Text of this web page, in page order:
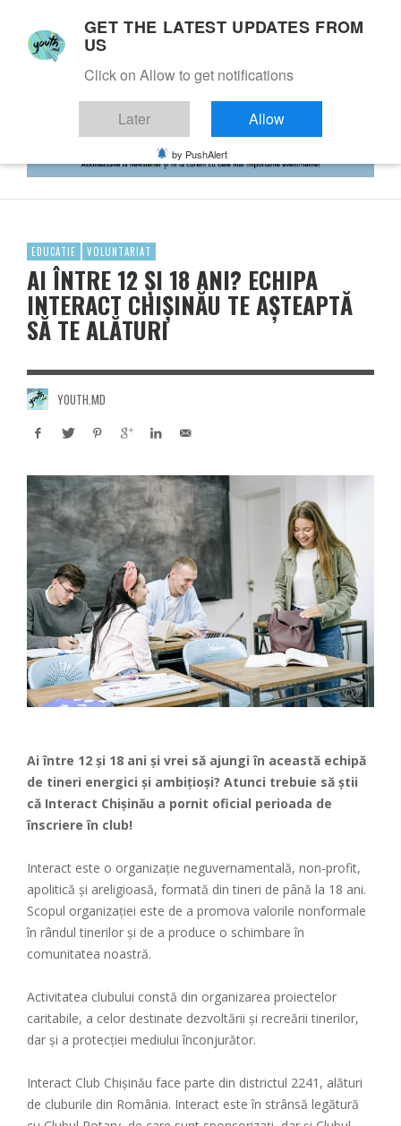
EDUCATIE VOLUNTARIAT
AI ÎNTRE 12 ȘI 18 ANI? ECHIPA
INTERACT CHIȘINĂU TE AȘTEAPTĂ
SĂ TE ALĂTURI
YOUTH.MD
Ai între 12 și 18 ani și vrei să ajungi în această echipă
de tineri energici și ambițioși? Atunci trebuie să știi
că Interact Chișinău a pornit oficial perioada de
înscriere în club!
Interact este o organizație neguvernamentală, non-profit,
apolitică și areligioasă, formată din tineri de până la 18 ani.
Scopul organizației este de a promova valorile nonformale
în rândul tinerilor și de a produce o schimbare în
comunitatea noastră.
Activitatea clubului constă din organizarea proiectelor
caritabile, a celor destinate dezvoltării și recreării tinerilor,
dar și a protecției mediului înconjurător.
Interact Club Chișinău face parte din districtul 2241, alături
de cluburile din România. Interact este în strânsă legătură
GET THE LATEST UPDATES FROM
US
Click on Allow to get notifications
Later Allow
by PushAlert